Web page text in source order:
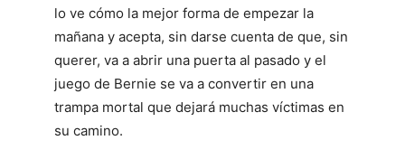
lo ve cómo la mejor forma de empezar la
mañana y acepta, sin darse cuenta de que, sin
querer, va a abrir una puerta al pasado y el
juego de Bernie se va a convertir en una
trampa mortal que dejará muchas víctimas en
su camino.